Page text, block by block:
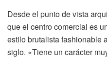
Desde el punto de vista
que el centro comercial es
estilo brutalista fashionable
siglo. «Tiene un carácter